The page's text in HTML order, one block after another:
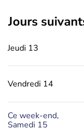
jours
Jeudi 13
Vendredi 14
Ce week-end,
Samedi 15